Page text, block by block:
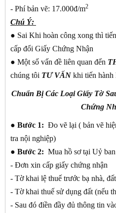
- Phí bản vẽ: 17.000đ/m2
Chú Ý:
● Sai Khi hoàn công xong thì
cấp đổi Giấy Chứng Nhận
● Một số vấn đề liên quan đến
chúng tôi TƯ VẤN khi tiến hành
Chuẩn Bị Các Loại Giấy Tờ
Chứng
● Bước 1: Đo vẽ lại ( bản vẽ
tra nội nghiệp)
● Bước 2: Mua hồ sơ tại Uỷ
- Đơn xin cấp giấy chứng nhận
- Tờ khai lệ thuế trước bạ nhà,
- Tờ khai thuế sử dụng đất (nếu
- Sau đó điền đầy đủ thông tin